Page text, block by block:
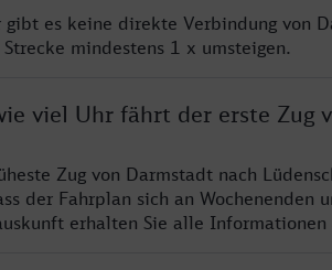
gibt es keine direkte Verbindung von
mindestens 1 x umsteigen.
viel Uhr fährt der erste Zug
Zug von Darmstadt nach
der Fahrplan sich an Wochenenden
erhalten Sie alle